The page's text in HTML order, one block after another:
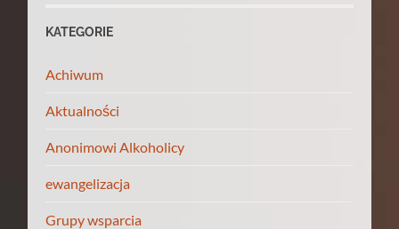
KATEGORIE
Achiwum
Aktualności
Anonimowi Alkoholicy
ewangelizacja
Grupy wsparcia